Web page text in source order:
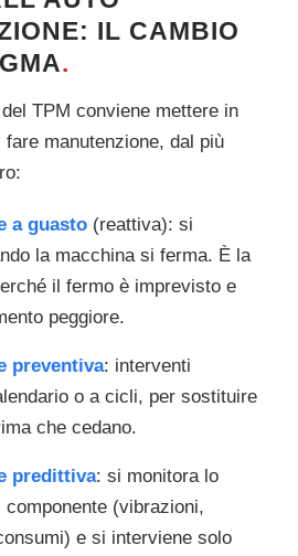
IL CAMBIO
.
TPM conviene mettere in
manutenzione, dal più
a guasto(reattiva): si
la macchina si ferma. È la
il fermo è imprevisto e
peggiore.
preventiva: interventi
o a cicli, per sostituire
che cedano.
predittiva: si monitora lo
(vibrazioni,
e si interviene solo